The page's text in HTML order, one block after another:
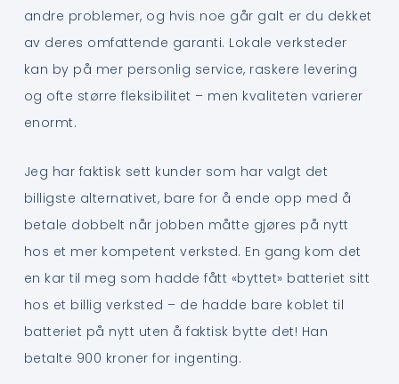
andre problemer, og hvis noe går galt er du dekket
av deres omfattende garanti. Lokale verksteder
kan by på mer personlig service, raskere levering
og ofte større fleksibilitet – men kvaliteten varierer
enormt.
Jeg har faktisk sett kunder som har valgt det
billigste alternativet, bare for å ende opp med å
betale dobbelt når jobben måtte gjøres på nytt
hos et mer kompetent verksted. En gang kom det
en kar til meg som hadde fått «byttet» batteriet sitt
hos et billig verksted – de hadde bare koblet til
batteriet på nytt uten å faktisk bytte det! Han
betalte 900 kroner for ingenting.